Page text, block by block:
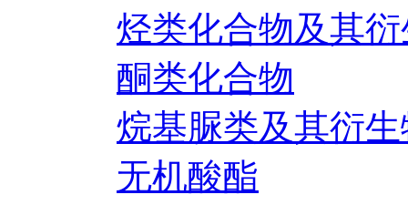
烃类化合物及其
酮类化合物
烷基脲类及其衍
无机酸酯